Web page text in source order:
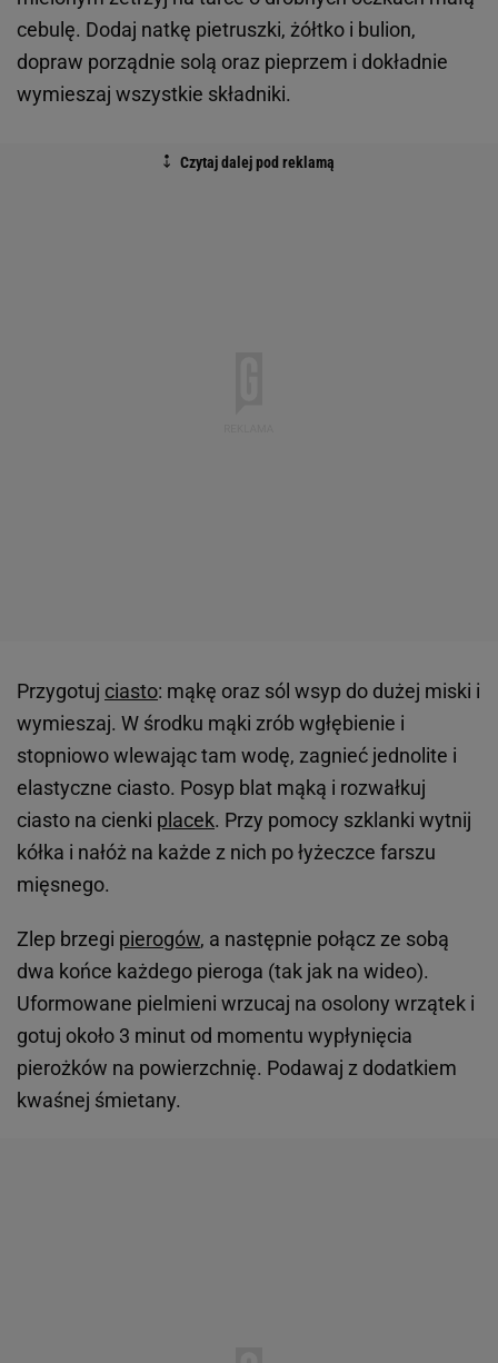
cebulę. Dodaj natkę pietruszki, żółtko i bulion,
dopraw porządnie solą oraz pieprzem i dokładnie
wymieszaj wszystkie składniki.
Przygotuj ciasto: mąkę oraz sól wsyp do dużej miski i
wymieszaj. W środku mąki zrób wgłębienie i
stopniowo wlewając tam wodę, zagnieć jednolite i
elastyczne ciasto. Posyp blat mąką i rozwałkuj
ciasto na cienki placek. Przy pomocy szklanki wytnij
kółka i nałóż na każde z nich po łyżeczce farszu
mięsnego.
Zlep brzegi pierogów, a następnie połącz ze sobą
dwa końce każdego pieroga (tak jak na wideo).
Uformowane pielmieni wrzucaj na osolony wrzątek i
gotuj około 3 minut od momentu wypłynięcia
pierożków na powierzchnię. Podawaj z dodatkiem
kwaśnej śmietany.